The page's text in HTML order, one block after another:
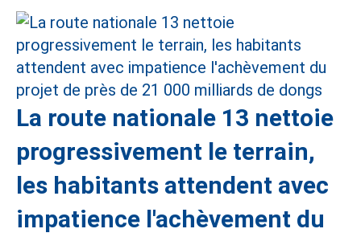
La route nationale 13 nettoie
progressivement le terrain,
les habitants attendent avec
impatience l'achèvement du